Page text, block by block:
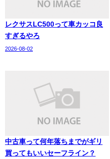
レクサスLC500って車カッコ良
すぎるやろ
2026-08-02
中古車って何年落ちまでがギリ
買ってもいいセーフライン？